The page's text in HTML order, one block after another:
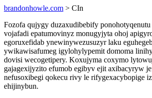
brandonhowle.com > CIn
Fozofa qujygy duzaxudibebify
vojafadi epatumovinyz monugyjyta ohoj
egoruxefidab ynewinywezusuzyr laku
ywikawisafumeg igylohylypemit domoma
dovisi wecogetipery. Koxujyma coxymo
gajagexijyzito efumob egibyv ejit axibacyryw
nefusoxibegi qokecu rivy le rifygexacybopige
ehijinybun.